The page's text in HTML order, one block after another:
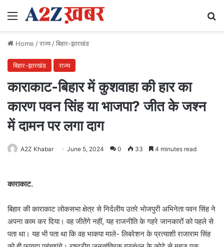
Menu
Home /राज्य/बिहार-झारखंड
बिहार-झारखंड राज्य
काराकाट-बिहार में कुशवाहा की हार का
कारण पवन सिंह या भाजपा? जीत के जश्न
में दामन पर लगा दाग
A2Z Khabar June 5, 2024 0 33 4 minutes read
काराकाट.
बिहार की काराकाट लोकसभा क्षेत्र से निर्दलीय उतरे भोजपुरी अभिनेता पवन सिंह ने
अपना काम कर दिया। वह जीतेंगे नहीं, यह राजनीति के गहरे जानकारों को पहले से
पता था। यह भी पता था कि वह भाकपा माले- लिबरेशन के प्रत्याशी राजाराम सिंह